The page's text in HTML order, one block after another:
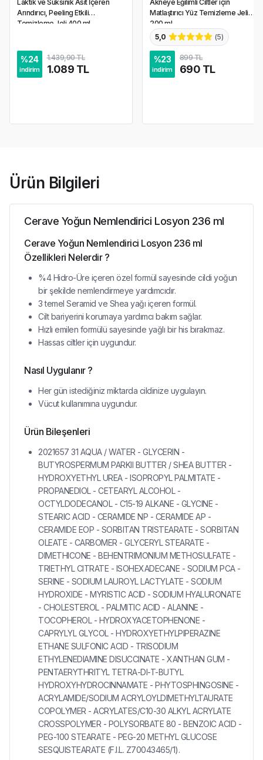
Laktik ve Süksinik Asit İçeren
Arındırıcı, Peeling Etkili
Temizleme Jeli 400 ml
%24
indirim
1.439,90 TL
1.089 TL
Akneye Eğilimli Ciltler için
Matlaştırıcı Yüz Temizleme Jeli
200 ml
5,0
(5)
%23
indirim
899 TL
690 TL
Ürün Bilgileri
Cerave Yoğun Nemlendirici Losyon 236 ml
Cerave Yoğun Nemlendirici Losyon 236 ml
Özellikleri Nelerdir ?
%4 Hidro-Üre içeren özel formül sayesinde cildi yoğun
bir şekilde nemlendirmeye yardımcıdır.
3 temel Seramid ve Shea yağı içeren formül.
Cilt bariyerini korumaya yardımcı bakım sağlar.
Hızlı emilen formülü sayesinde yağlı bir his bırakmaz.
Hassas ciltler için uygundur.
Nasıl Uygulanır ?
Her gün istediğiniz miktarda cildinize uygulayın.
Vücut kullanımına uygundur.
Ürün Bileşenleri
2021657 31 AQUA / WATER - GLYCERIN -
BUTYROSPERMUM PARKII BUTTER / SHEA BUTTER -
HYDROXYETHYL UREA - ISOPROPYL PALMITATE -
PROPANEDIOL - CETEARYL ALCOHOL -
OCTYLDODECANOL - C15-19 ALKANE - GLYCINE -
STEARIC ACID - CERAMIDE NP - CERAMIDE AP -
CERAMIDE EOP - SORBITAN TRISTEARATE - SORBITAN
OLEATE - CARBOMER - GLYCERYL STEARATE -
DIMETHICONE - BEHENTRIMONIUM METHOSULFATE -
TRIETHYL CITRATE - ISOHEXADECANE - SODIUM PCA -
SERINE - SODIUM LAUROYL LACTYLATE - SODIUM
HYDROXIDE - MYRISTIC ACID - SODIUM HYALURONATE
- CHOLESTEROL - PALMITIC ACID - ALANINE -
TOCOPHEROL - HYDROXYACETOPHENONE -
CAPRYLYL GLYCOL - HYDROXYETHYLPIPERAZINE
ETHANE SULFONIC ACID - TRISODIUM
ETHYLENEDIAMINE DISUCCINATE - XANTHAN GUM -
PENTAERYTHRITYL TETRA-DI-T-BUTYL
HYDROXYHYDROCINNAMATE - PHYTOSPHINGOSINE -
ACRYLAMIDE/SODIUM ACRYLOYLDIMETHYLTAURATE
COPOLYMER - ACRYLATES/C10-30 ALKYL ACRYLATE
CROSSPOLYMER - POLYSORBATE 80 - BENZOIC ACID -
PEG-100 STEARATE - PEG-20 METHYL GLUCOSE
SESQUISTEARATE (F.I.L. Z70043465/1).